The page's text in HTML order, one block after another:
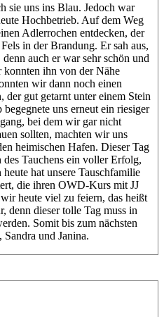
sie uns ins Blau. Jedoch war
Hochbetrieb. Auf dem Weg
Adlerrochen entdecken, der
in der Brandung. Er sah aus,
auch er war sehr schön und
ihn von der Nähe
wir dann noch einen
der gut getarnt unter einem Stein
uns erneut ein riesiger
bei dem wir gar nicht
sollten, machten wir uns
heimischen Hafen. Dieser Tag
Tauchens ein voller Erfolg,
hat unsere Tauschfamilie
die ihren OWD-Kurs mit JJ
heute viel zu feiern, das heißt
denn dieser tolle Tag muss in
Somit bis zum nächsten
und Janina.